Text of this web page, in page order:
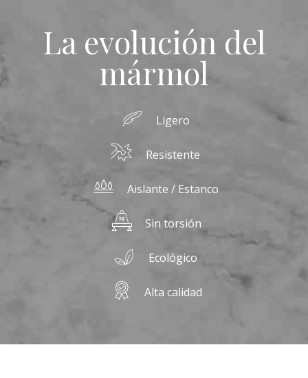
La evolución del
mármol
Ligero
Resistente
Aislante / Estanco
Sin torsión
Ecológico
Alta calidad